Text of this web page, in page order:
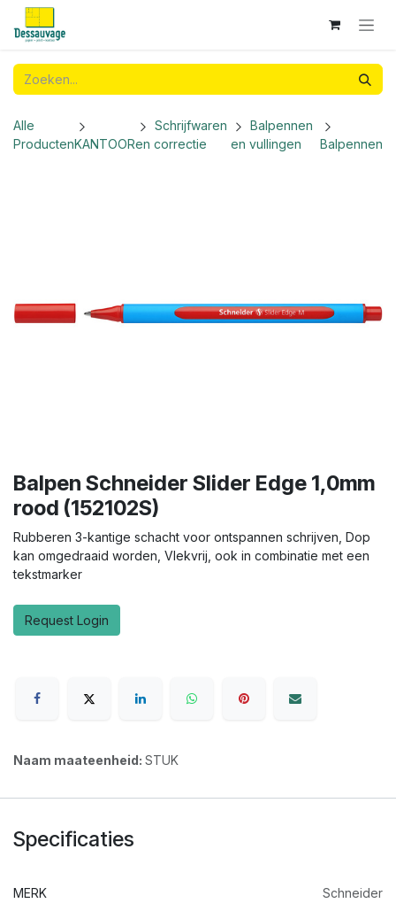
Overslaan naar inhoud
Alle
ProductenKANTOOR
Schrijfwaren
en correctie
Balpennen
en vullingen
Balpennen
Balpen Schneider Slider Edge 1,0mm
rood (152102S)
Rubberen 3-kantige schacht voor ontspannen schrijven, Dop
kan omgedraaid worden, Vlekvrij, ook in combinatie met een
tekstmarker
Request Login
Naam maateenheid: STUK
Specificaties
MERK Schneider